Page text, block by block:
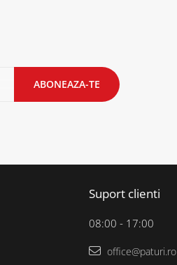
Suport clienti
08:00 - 17:00
office@paturi.ro